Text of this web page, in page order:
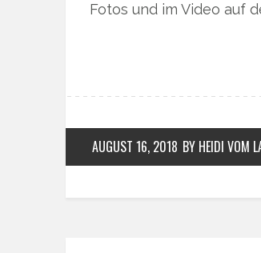
Fotos und im Video auf
AUGUST 16, 2018 BY HEIDI VOM